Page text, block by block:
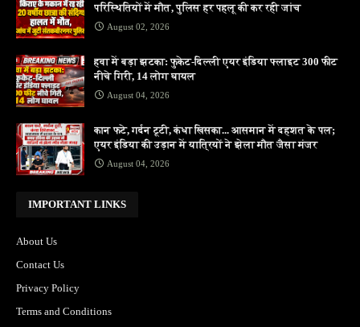
परिस्थितियों में मौत, पुलिस हर पहलू की कर रही जांच
August 02, 2026
हवा में बड़ा झटका: फुकेट-दिल्ली एयर इंडिया फ्लाइट 300 फीट
नीचे गिरी, 14 लोग घायल
August 04, 2026
कान फटे, गर्दन टूटी, कंधा खिसका... आसमान में दहशत के पल;
एयर इंडिया की उड़ान में यात्रियों ने झेला मौत जैसा मंजर
August 04, 2026
IMPORTANT LINKS
About Us
Contact Us
Privacy Policy
Terms and Conditions